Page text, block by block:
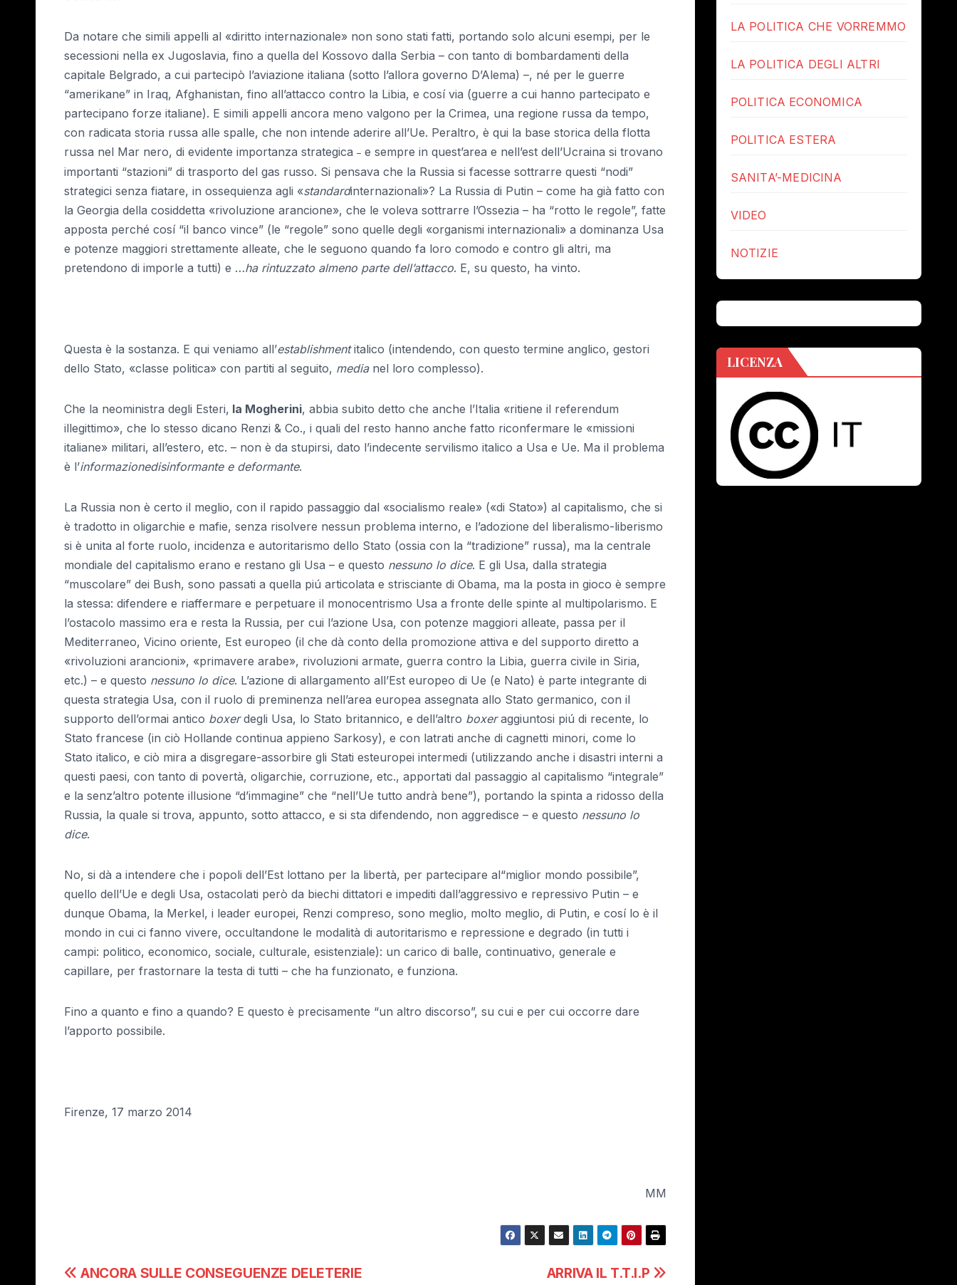
Da notare che simili appelli al «diritto internazionale» non sono stati fatti, portando solo alcuni esempi, per le
secessioni nella ex Jugoslavia, fino a quella del Kossovo dalla Serbia – con tanto di bombardamenti della
capitale Belgrado, a cui partecipò l’aviazione italiana (sotto l’allora governo D’Alema) –, né per le guerre
“amerikane” in Iraq, Afghanistan, fino all’attacco contro la Libia, e cosí via (guerre a cui hanno partecipato e
partecipano forze italiane). E simili appelli ancora meno valgono per la Crimea, una regione russa da tempo,
con radicata storia russa alle spalle, che non intende aderire all’Ue. Peraltro, è qui la base storica della flotta
russa nel Mar nero, di evidente importanza strategica – e sempre in quest’area e nell’est dell’Ucraina si trovano
importanti “stazioni” di trasporto del gas russo. Si pensava che la Russia si facesse sottrarre questi “nodi”
strategici senza fiatare, in ossequienza agli «standardinternazionali»? La Russia di Putin – come ha già fatto con
la Georgia della cosiddetta «rivoluzione arancione», che le voleva sottrarre l’Ossezia – ha “rotto le regole”, fatte
apposta perché cosí “il banco vince” (le “regole” sono quelle degli «organismi internazionali» a dominanza Usa
e potenze maggiori strettamente alleate, che le seguono quando fa loro comodo e contro gli altri, ma
pretendono di imporle a tutti) e …ha rintuzzato almeno parte dell’attacco. E, su questo, ha vinto.
Questa è la sostanza. E qui veniamo all’establishmentitalico (intendendo, con questo termine anglico, gestori
dello Stato, «classe politica» con partiti al seguito, medianel loro complesso).
Che la neoministra degli Esteri, la Mogherini, abbia subito detto che anche l’Italia «ritiene il referendum
illegittimo», che lo stesso dicano Renzi & Co., i quali del resto hanno anche fatto riconfermare le «missioni
italiane» militari, all’estero, etc. – non è da stupirsi, dato l’indecente servilismo italico a Usa e Ue. Ma il problema
è l’informazionedisinformante e deformante.
La Russia non è certo il meglio, con il rapido passaggio dal «socialismo reale» («di Stato») al capitalismo, che si
è tradotto in oligarchie e mafie, senza risolvere nessun problema interno, e l’adozione del liberalismo-liberismo
si è unita al forte ruolo, incidenza e autoritarismo dello Stato (ossia con la “tradizione” russa), ma la centrale
mondiale del capitalismo erano e restano gli Usa – e questo nessuno lo dice. E gli Usa, dalla strategia
“muscolare” dei Bush, sono passati a quella piú articolata e strisciante di Obama, ma la posta in gioco è sempre
la stessa: difendere e riaffermare e perpetuare il monocentrismo Usa a fronte delle spinte al multipolarismo. E
l’ostacolo massimo era e resta la Russia, per cui l’azione Usa, con potenze maggiori alleate, passa per il
Mediterraneo, Vicino oriente, Est europeo (il che dà conto della promozione attiva e del supporto diretto a
«rivoluzioni arancioni», «primavere arabe», rivoluzioni armate, guerra contro la Libia, guerra civile in Siria,
etc.) – e questo nessuno lo dice. L’azione di allargamento all’Est europeo di Ue (e Nato) è parte integrante di
questa strategia Usa, con il ruolo di preminenza nell’area europea assegnata allo Stato germanico, con il
supporto dell’ormai antico boxerdegli Usa, lo Stato britannico, e dell’altro boxeraggiuntosi piú di recente, lo
Stato francese (in ciò Hollande continua appieno Sarkosy), e con latrati anche di cagnetti minori, come lo
Stato italico, e ciò mira a disgregare-assorbire gli Stati esteuropei intermedi (utilizzando anche i disastri interni a
questi paesi, con tanto di povertà, oligarchie, corruzione, etc., apportati dal passaggio al capitalismo “integrale”
e la senz’altro potente illusione “d’immagine” che “nell’Ue tutto andrà bene”), portando la spinta a ridosso della
Russia, la quale si trova, appunto, sotto attacco, e si sta difendendo, non aggredisce – e questo nessuno lo
dice.
No, si dà a intendere che i popoli dell’Est lottano per la libertà, per partecipare al“miglior mondo possibile”,
quello dell’Ue e degli Usa, ostacolati però da biechi dittatori e impediti dall’aggressivo e repressivo Putin – e
dunque Obama, la Merkel, i leader europei, Renzi compreso, sono meglio, molto meglio, di Putin, e cosí lo è il
mondo in cui ci fanno vivere, occultandone le modalità di autoritarismo e repressione e degrado (in tutti i
campi: politico, economico, sociale, culturale, esistenziale): un carico di balle, continuativo, generale e
capillare, per frastornare la testa di tutti – che ha funzionato, e funziona.
Fino a quanto e fino a quando? E questo è precisamente “un altro discorso”, su cui e per cui occorre dare
l’apporto possibile.
Firenze, 17 marzo 2014
MM
Navigazione ARRIVA IL T.T.I.P
ANCORA SULLE CONSEGUENZE DELETERIE
LA POLITICA CHE VORREMMO
LA POLITICA DEGLI ALTRI
POLITICA ECONOMICA
POLITICA ESTERA
SANITA’-MEDICINA
VIDEO
NOTIZIE
LICENZA